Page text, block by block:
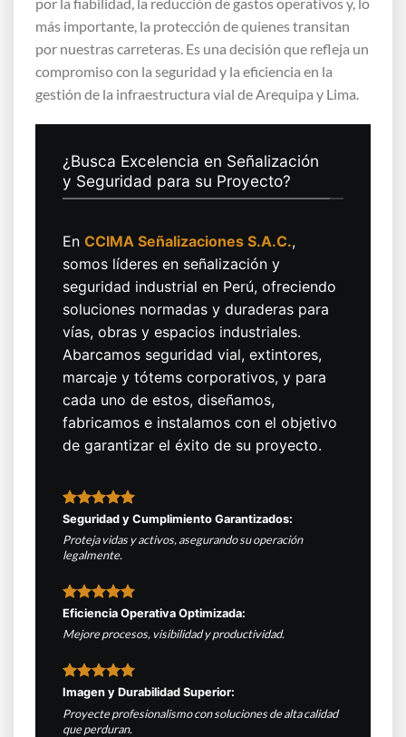
más importante, la protección de quienes transitan
por nuestras carreteras. Es una decisión que refleja un
compromiso con la seguridad y la eficiencia en la
gestión de la infraestructura vial de Arequipa y Lima.
¿Busca Excelencia en Señalización
y Seguridad para su Proyecto?
En CCIMA Señalizaciones S.A.C.,
somos líderes en señalización y
seguridad industrial en Perú, ofreciendo
soluciones normadas y duraderas para
vías, obras y espacios industriales.
Abarcamos seguridad vial, extintores,
marcaje y tótems corporativos, y para
cada uno de estos, diseñamos,
fabricamos e instalamos con el objetivo
de garantizar el éxito de su proyecto.
Seguridad y Cumplimiento Garantizados:
Proteja vidas y activos, asegurando su operación
legalmente.
Eficiencia Operativa Optimizada:
Mejore procesos, visibilidad y productividad.
Imagen y Durabilidad Superior:
Proyecte profesionalismo con soluciones de alta calidad
que perduran.